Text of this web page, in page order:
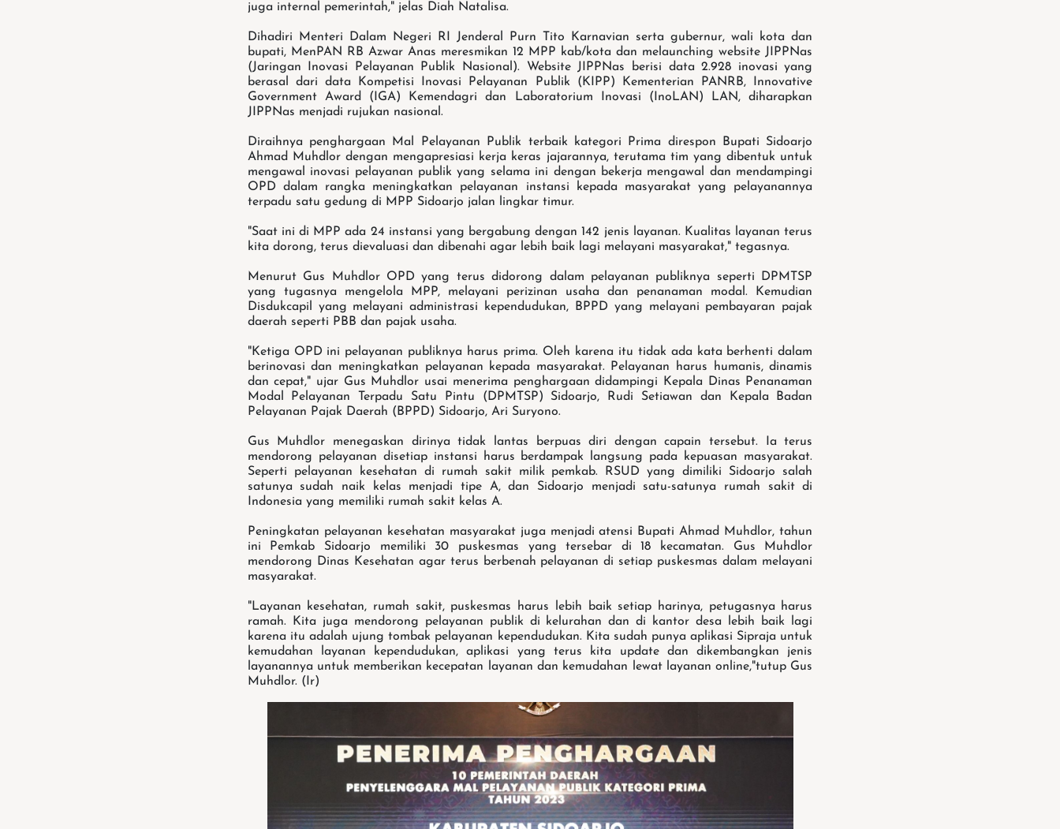
juga internal pemerintah," jelas Diah Natalisa.
Dihadiri Menteri Dalam Negeri RI Jenderal Purn Tito Karnavian serta gubernur, wali kota dan
bupati, MenPAN RB Azwar Anas meresmikan 12 MPP kab/kota dan melaunching website JIPPNas
(Jaringan Inovasi Pelayanan Publik Nasional). Website JIPPNas berisi data 2.928 inovasi yang
berasal dari data Kompetisi Inovasi Pelayanan Publik (KIPP) Kementerian PANRB, Innovative
Government Award (IGA) Kemendagri dan Laboratorium Inovasi (InoLAN) LAN, diharapkan
JIPPNas menjadi rujukan nasional.
Diraihnya penghargaan Mal Pelayanan Publik terbaik kategori Prima direspon Bupati Sidoarjo
Ahmad Muhdlor dengan mengapresiasi kerja keras jajarannya, terutama tim yang dibentuk untuk
mengawal inovasi pelayanan publik yang selama ini dengan bekerja mengawal dan mendampingi
OPD dalam rangka meningkatkan pelayanan instansi kepada masyarakat yang pelayanannya
terpadu satu gedung di MPP Sidoarjo jalan lingkar timur.
"Saat ini di MPP ada 24 instansi yang bergabung dengan 142 jenis layanan. Kualitas layanan terus
kita dorong, terus dievaluasi dan dibenahi agar lebih baik lagi melayani masyarakat," tegasnya.
Menurut Gus Muhdlor OPD yang terus didorong dalam pelayanan publiknya seperti DPMTSP
yang tugasnya mengelola MPP, melayani perizinan usaha dan penanaman modal. Kemudian
Disdukcapil yang melayani administrasi kependudukan, BPPD yang melayani pembayaran pajak
daerah seperti PBB dan pajak usaha.
"Ketiga OPD ini pelayanan publiknya harus prima. Oleh karena itu tidak ada kata berhenti dalam
berinovasi dan meningkatkan pelayanan kepada masyarakat. Pelayanan harus humanis, dinamis
dan cepat," ujar Gus Muhdlor usai menerima penghargaan didampingi Kepala Dinas Penanaman
Modal Pelayanan Terpadu Satu Pintu (DPMTSP) Sidoarjo, Rudi Setiawan dan Kepala Badan
Pelayanan Pajak Daerah (BPPD) Sidoarjo, Ari Suryono.
Gus Muhdlor menegaskan dirinya tidak lantas berpuas diri dengan capain tersebut. Ia terus
mendorong pelayanan disetiap instansi harus berdampak langsung pada kepuasan masyarakat.
Seperti pelayanan kesehatan di rumah sakit milik pemkab. RSUD yang dimiliki Sidoarjo salah
satunya sudah naik kelas menjadi tipe A, dan Sidoarjo menjadi satu-satunya rumah sakit di
Indonesia yang memiliki rumah sakit kelas A.
Peningkatan pelayanan kesehatan masyarakat juga menjadi atensi Bupati Ahmad Muhdlor, tahun
ini Pemkab Sidoarjo memiliki 30 puskesmas yang tersebar di 18 kecamatan. Gus Muhdlor
mendorong Dinas Kesehatan agar terus berbenah pelayanan di setiap puskesmas dalam melayani
masyarakat.
"Layanan kesehatan, rumah sakit, puskesmas harus lebih baik setiap harinya, petugasnya harus
ramah. Kita juga mendorong pelayanan publik di kelurahan dan di kantor desa lebih baik lagi
karena itu adalah ujung tombak pelayanan kependudukan. Kita sudah punya aplikasi Sipraja untuk
kemudahan layanan kependudukan, aplikasi yang terus kita update dan dikembangkan jenis
layanannya untuk memberikan kecepatan layanan dan kemudahan lewat layanan online,"tutup Gus
Muhdlor. (Ir)